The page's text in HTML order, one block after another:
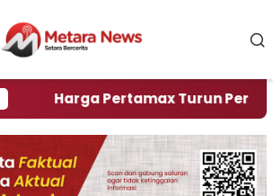
Harga Pertamax Turun Per Hari